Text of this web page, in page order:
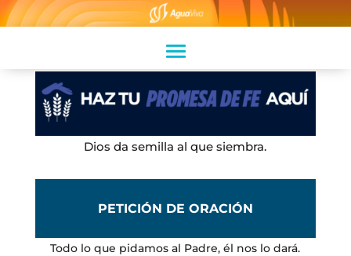
Dios da semilla al que siembra.
PETICIÓN DE ORACIÓN
Todo lo que pidamos al Padre, él nos lo dará.